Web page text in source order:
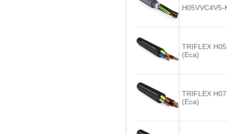
H05VVC4V5-
TRIFLEX
(Eca)
TRIFLEX
(Eca)